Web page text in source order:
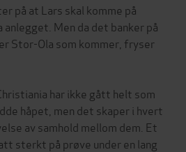
på at Lars skal komme på
Men da det banker på
Stor-Ola som kommer, fryser
har ikke gått helt som
håpet, men det skaper i hvert
av samhold mellom dem. Et
sterkt på prøve under en lang